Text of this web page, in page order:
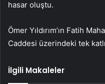
hasar oluştu.
Ömer Yıldırım’ın Fatih
Caddesi üzerindeki tek
İlgili Makaleler